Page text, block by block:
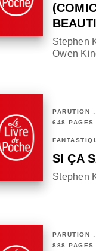
Stephen
Owen
PARUTION
648 PAGES
SI ÇA
Stephen
PARUTION
888 PAGES